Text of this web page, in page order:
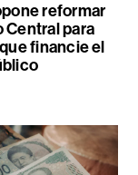
reformar
Central para
financie el